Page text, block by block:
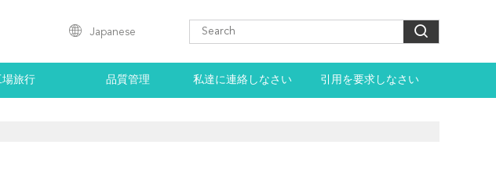
Japanese
場旅行 品質管理 私達に連絡しなさい 引用を要求しなさい